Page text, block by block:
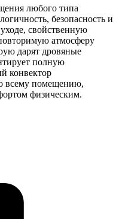
любого типа
безопасность и
свойственную
атмосферу
дарят дровяные
полную
конвектор
всему помещению,
физическим.